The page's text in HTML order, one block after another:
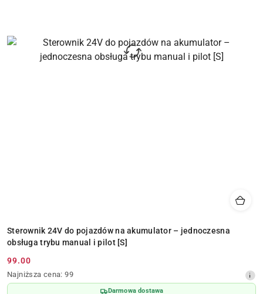
Sterownik 24V do pojazdów na akumulator – jednoczesna
obsługa trybu manual i pilot [S]
Cena
promocyjna:
99.00
Najniższa
cena
Najniższa cena: 99
Darmowa dostawa